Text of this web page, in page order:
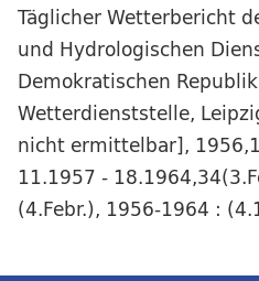
Täglicher Wetterbericht
und Hydrologischen
Demokratischen
Wetterdienststelle,
nicht ermittelbar],
11.1957 -
(4.Febr.), 1956-1964 :